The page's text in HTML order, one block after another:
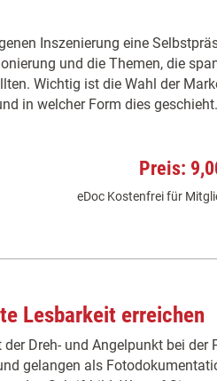
Inszenierung eine
und die Themen, die
Wichtig ist die Wahl der
in welcher Form dies geschieht.
Preis:
eDoc Kostenfrei für
Lesbarkeit erreichen
Dreh- und Angelpunkt bei der
gelangen als